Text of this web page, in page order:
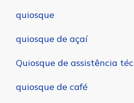
quiosque
quiosque de açaí
Quiosque de assistência
quiosque de café